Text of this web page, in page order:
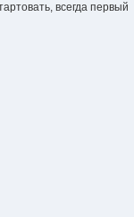
всегда первый